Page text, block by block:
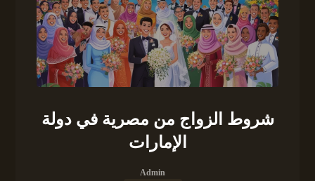
شروط الزواج من مصرية في دولة
الإمارات
Admin